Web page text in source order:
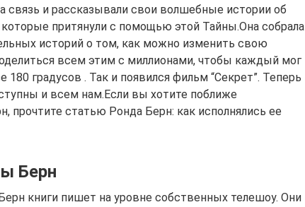
связь и рассказывали свои волшебные истории об
которые притянули с помощью этой Тайны.Она собрала
историй о том, как можно изменить свою
всем этим с миллионами, чтобы каждый мог
градусов . Так и появился фильм “Секрет”. Теперь
и всем нам.Если вы хотите поближе
прочтите статью Ронда Берн: как исполнялись ее
Берн
книги пишет на уровне собственных телешоу. Они